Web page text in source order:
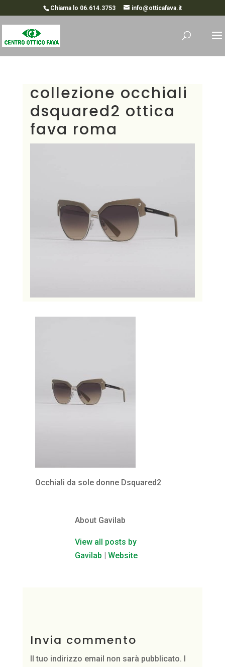
Chiama lo 06.614.3753 info@otticafava.it
collezione occhiali
dsquared2 ottica
fava roma
Occhiali da sole donne Dsquared2
About Gavilab
View all posts by
Gavilab
Website
Invia commento
Il tuo indirizzo email non sarà pubblicato.